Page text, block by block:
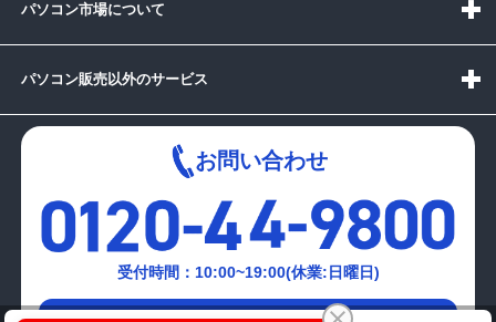
パソコン市場について
パソコン販売以外のサービス
お問い合わせ
受付時間：10:00~19:00(休業:日曜日)